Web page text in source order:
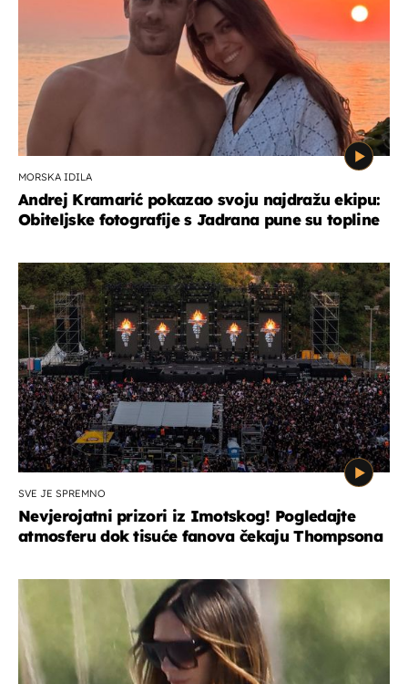
MORSKA IDILA
Andrej Kramarić pokazao svoju najdražu ekipu:
Obiteljske fotografije s Jadrana pune su topline
SVE JE SPREMNO
Nevjerojatni prizori iz Imotskog! Pogledajte
atmosferu dok tisuće fanova čekaju Thompsona